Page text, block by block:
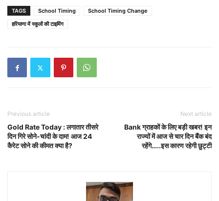
TAGS School Timing
School Timing Change
हरियाणा में स्कूलों की टाइमिंग
Previous article
Gold Rate Today : लगातार तीसरे
दिन गिरे सोने-चांदी के दाम! आज 24
कैरेट सोने की कीमत क्या है?
Next article
Bank ग्राहकों के लिए बड़ी खबर! इन
राज्यों में आज से चार दिन बैंक बंद
रहेंगे…..इस कारण रहेगी छुट्टी